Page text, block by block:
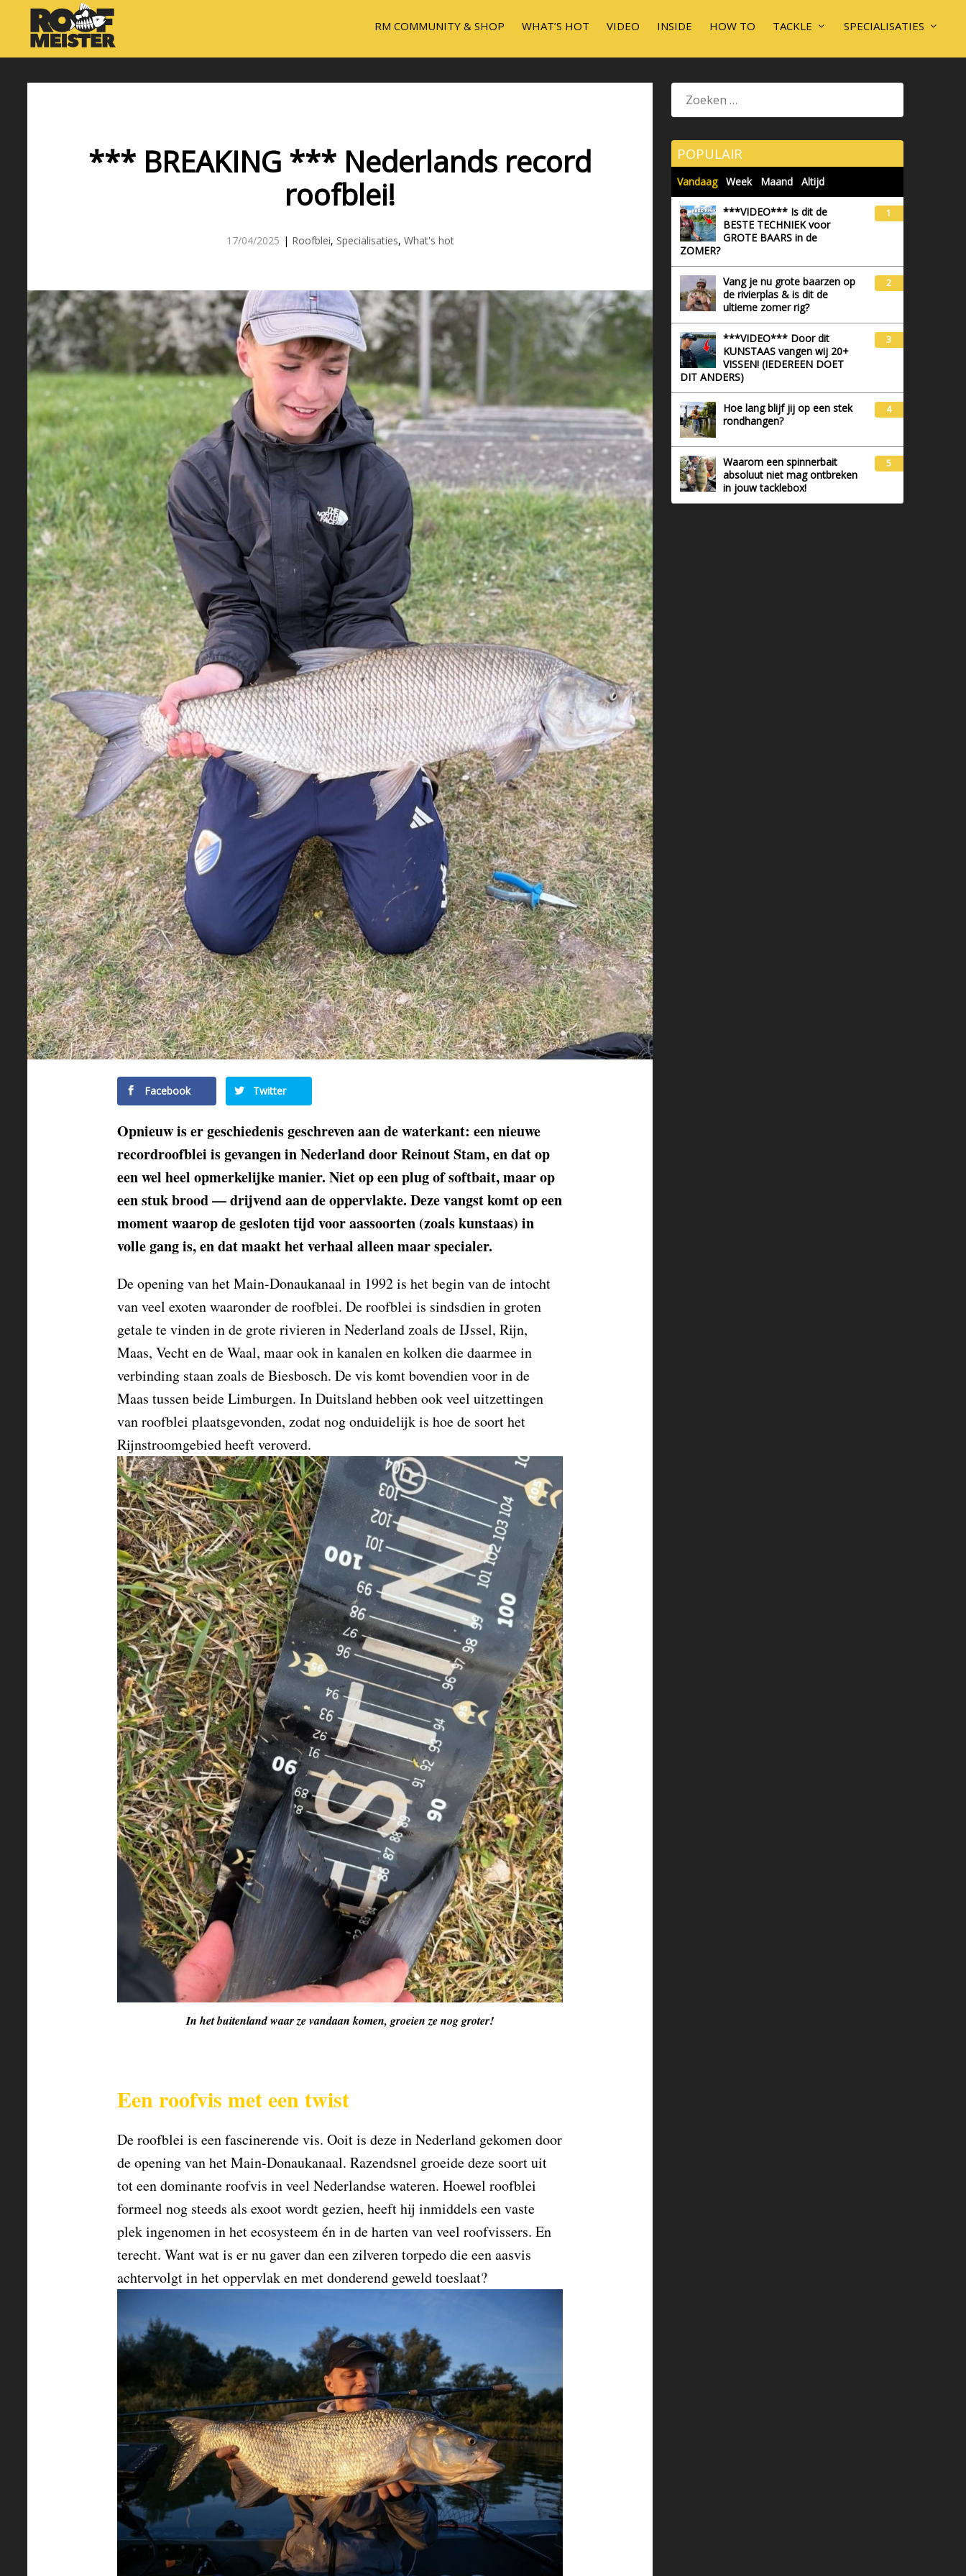
RM COMMUNITY & SHOP WHAT’S HOT VIDEO INSIDE HOW TO TACKLE SPECIALISATIES
*** BREAKING *** Nederlands record
roofblei!
17/04/2025 | Roofblei, Specialisaties, What's hot
Facebook Twitter
Opnieuw is er geschiedenis geschreven aan de waterkant: een nieuwe
recordroofblei is gevangen in Nederland door Reinout Stam, en dat op
een wel heel opmerkelijke manier. Niet op een plug of softbait, maar op
een stuk brood — drijvend aan de oppervlakte. Deze vangst komt op een
moment waarop de gesloten tijd voor aassoorten (zoals kunstaas) in
volle gang is, en dat maakt het verhaal alleen maar specialer.
De opening van het Main-Donaukanaal in 1992 is het begin van de intocht
van veel exoten waaronder de roofblei. De roofblei is sindsdien in groten
getale te vinden in de grote rivieren in Nederland zoals de IJssel, Rijn,
Maas, Vecht en de Waal, maar ook in kanalen en kolken die daarmee in
verbinding staan zoals de Biesbosch. De vis komt bovendien voor in de
Maas tussen beide Limburgen. In Duitsland hebben ook veel uitzettingen
van roofblei plaatsgevonden, zodat nog onduidelijk is hoe de soort het
Rijnstroomgebied heeft veroverd.
In het buitenland waar ze vandaan komen, groeien ze nog groter!
Een roofvis met een twist
De roofblei is een fascinerende vis. Ooit is deze in Nederland gekomen door
de opening van het Main-Donaukanaal. Razendsnel groeide deze soort uit
tot een dominante roofvis in veel Nederlandse wateren. Hoewel roofblei
formeel nog steeds als exoot wordt gezien, heeft hij inmiddels een vaste
plek ingenomen in het ecosysteem én in de harten van veel roofvissers. En
terecht. Want wat is er nu gaver dan een zilveren torpedo die een aasvis
achtervolgt in het oppervlak en met donderend geweld toeslaat?
POPULAIR
Vandaag Week Maand Altijd
***VIDEO*** Is dit de
BESTE TECHNIEK voor
GROTE BAARS in de
ZOMER?
1
Vang je nu grote baarzen op
de rivierplas & is dit de
ultieme zomer rig?
2
***VIDEO*** Door dit
KUNSTAAS vangen wij 20+
VISSEN! (IEDEREEN DOET
DIT ANDERS)
3
Hoe lang blijf jij op een stek
rondhangen?
4
Waarom een spinnerbait
absoluut niet mag ontbreken
in jouw tacklebox!
5